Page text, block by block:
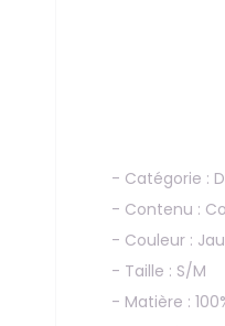
- Catégorie :
- Contenu :
- Couleur :
- Taille : S/M
- Matière :